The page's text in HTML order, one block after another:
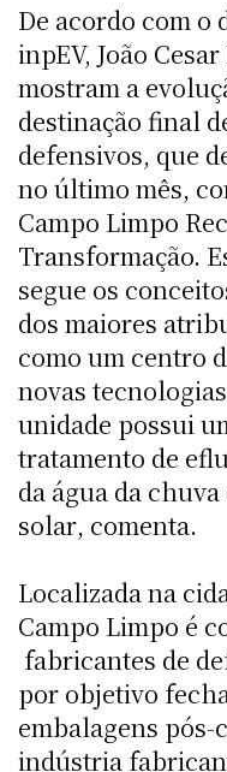
De acordo com o
inpEV, João
mostram a
destinação final
defensivos, que
no último mês,
Campo Limpo
Transformação.
segue os
dos maiores
como um centro
novas
unidade possui
tratamento de
da água da
solar, comenta.
Localizada na
Campo Limpo é
 fabricantes de
por objetivo
embalagens
indústria